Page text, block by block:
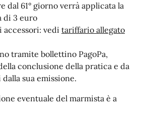
dal 61° giorno verrà applicata la
di 3 euro
vedi tariffario allegato
tramite bollettino PagoPa,
conclusione della pratica e da
sua emissione.
eventuale del marmista è a